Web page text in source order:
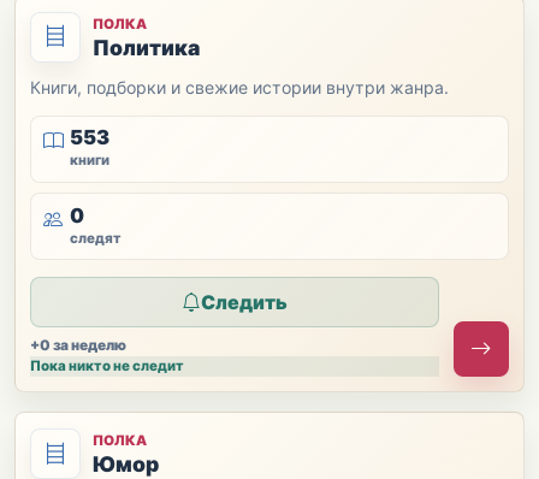
ПОЛКА
Политика
Книги, подборки и свежие истории внутри жанра.
553
книги
0
следят
Следить
+0 за неделю
Пока никто не следит
ПОЛКА
Юмор